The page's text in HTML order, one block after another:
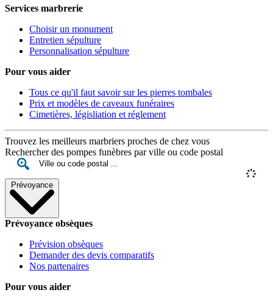
Services marbrerie
Choisir un monument
Entretien sépulture
Personnalisation sépulture
Pour vous aider
Tous ce qu'il faut savoir sur les pierres tombales
Prix et modèles de caveaux funéraires
Cimetières, législiation et réglement
Trouvez les meilleurs marbriers proches de chez vous
Rechercher des pompes funèbres par ville ou code postal
Prévoyance
Prévoyance obsèques
Prévision obsèques
Demander des devis comparatifs
Nos partenaires
Pour vous aider